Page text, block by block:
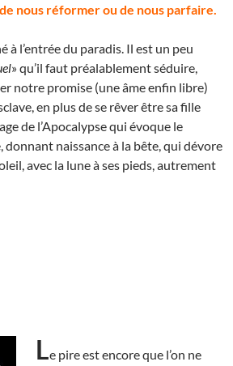
de nous réformer ou de nous parfaire.
à l’entrée du paradis. Il est un peu
» qu’il faut préalablement séduire,
notre promise (une âme enfin libre)
en plus de se rêver être sa fille
de l’Apocalypse qui évoque le
donnant naissance à la bête, qui dévore
avec la lune à ses pieds, autrement
Le pire est encore que l’on ne